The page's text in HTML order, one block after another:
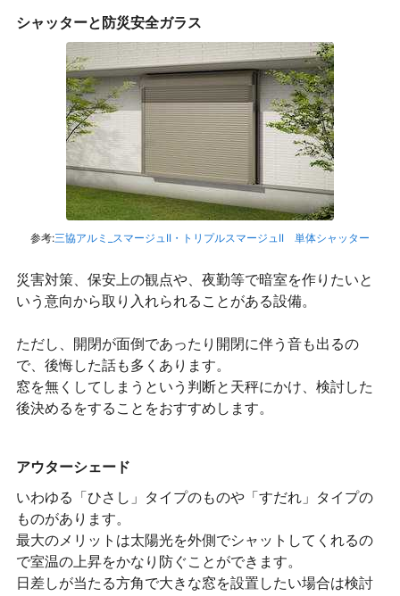
シャッターと防災安全ガラス
参考:三協アルミ_スマージュII・トリプルスマージュII 単体シャッター
災害対策、保安上の観点や、夜勤等で暗室を作りたいと
いう意向から取り入れられることがある設備。
ただし、開閉が面倒であったり開閉に伴う音も出るの
で、後悔した話も多くあります。
窓を無くしてしまうという判断と天秤にかけ、検討した
後決めるをすることをおすすめします。
アウターシェード
いわゆる「ひさし」タイプのものや「すだれ」タイプの
ものがあります。
最大のメリットは太陽光を外側でシャットしてくれるの
で室温の上昇をかなり防ぐことができます。
日差しが当たる方角で大きな窓を設置したい場合は検討